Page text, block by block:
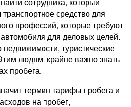
сотрудника, который
транспортное средство для
профессий, которые требуют
для деловых целей.
туристические
людям, крайне важно знать
пробега.
термин тарифы пробега и
на пробег,